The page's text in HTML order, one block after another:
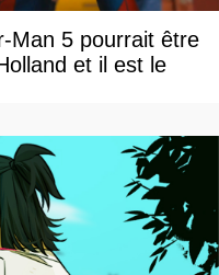
Man 5 pourrait être
et il est le